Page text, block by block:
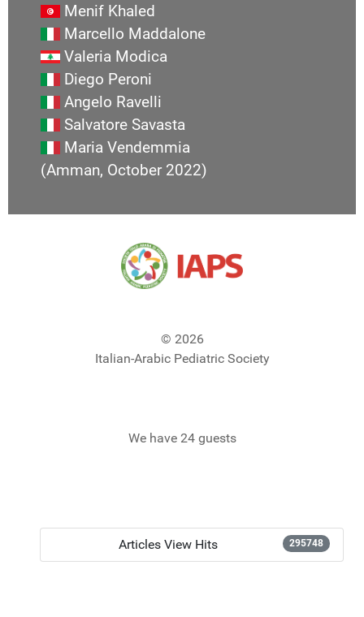
Menif Khaled
Marcello Maddalone
Valeria Modica
Diego Peroni
Angelo Ravelli
Salvatore Savasta
Maria Vendemmia
(Amman, October 2022)
© 2026
Italian-Arabic Pediatric Society
We have 24 guests
Articles View Hits 295748